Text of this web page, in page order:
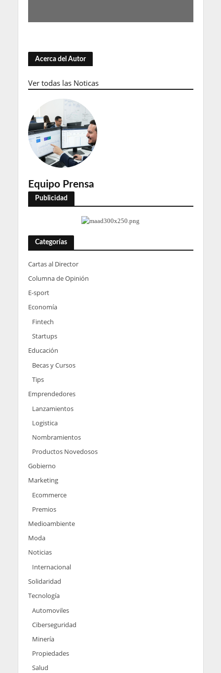
Acerca del Autor
Ver todas las Noticas
Equipo Prensa
Publicidad
Categorías
Cartas al Director
Columna de Opinión
E-sport
Economía
Fintech
Startups
Educación
Becas y Cursos
Tips
Emprendedores
Lanzamientos
Logistica
Nombramientos
Productos Novedosos
Gobierno
Marketing
Ecommerce
Premios
Medioambiente
Moda
Noticias
Internacional
Solidaridad
Tecnología
Automoviles
Ciberseguridad
Minería
Propiedades
Salud